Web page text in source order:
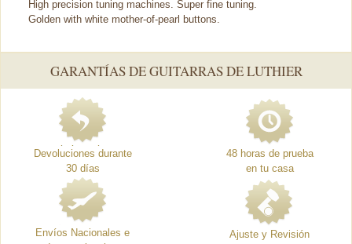
High precision tuning machines. Super fine tuning.
Golden with white mother-of-pearl buttons.
GARANTÍAS DE GUITARRAS DE LUTHIER
Devoluciones durante
30 días
48 horas de prueba
en tu casa
Envíos Nacionales e
Ajuste y Revisión